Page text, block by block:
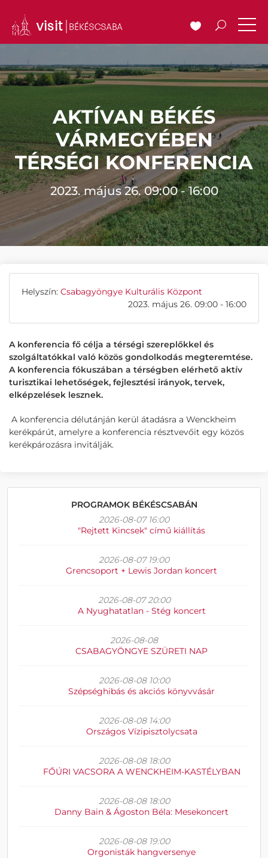
AKTÍVAN BÉKÉS
VÁRMEGYÉBEN
TÉRSÉGI KONFERENCIA
2023. május 26. 09:00 - 16:00
Helyszín: Csabagyöngye Kulturális Központ
2023. május 26. 09:00 - 16:00
A konferencia fő célja a térségi szereplőkkel és
szolgáltatókkal való közös gondolkodás megteremtése.
A konferencia fókuszában a térségben elérhető aktív
turisztikai lehetőségek, fejlesztési irányok, tervek,
elképzelések lesznek.
A konferencia délutánján kerül átadásra a Wenckheim
kerékpárút, amelyre a konferencia résztvevőit egy közös
kerékpározásra invitálják.
PROGRAMOK BÉKÉSCSABÁN
2026-08-07 16:00
"Rejtett Kincsek" című kiállítás
2026-08-07 19:00
Grencsoport + Lewis Jordan koncert
2026-08-07 20:00
A Nyughatatlan - Stég koncert
2026-08-08
CSABAGYÖNGYE SZÜRETI NAP
2026-08-08 10:00
Szépséghibás és akciós könyvvásár
2026-08-08 14:00
Országos Vízipisztolycsata
2026-08-08 18:00
FŐÚRI VACSORA A WENCKHEIM-KASTÉLYBAN
2026-08-08 18:00
Danny Bain & Ágoston Béla: Mesekoncert
2026-08-08 19:00
Orgonisták hangversenye